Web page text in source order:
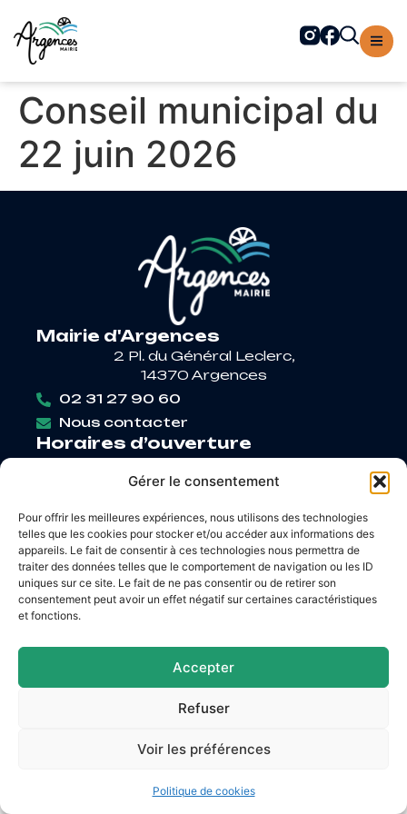
Gérer le consentement
Pour offrir les meilleures expériences, nous utilisons des technologies
telles que les cookies pour stocker et/ou accéder aux informations des
appareils. Le fait de consentir à ces technologies nous permettra de
traiter des données telles que le comportement de navigation ou les ID
uniques sur ce site. Le fait de ne pas consentir ou de retirer son
consentement peut avoir un effet négatif sur certaines caractéristiques
et fonctions.
Accepter
Refuser
Voir les préférences
Politique de cookies
principal
Conseil municipal du
22 juin 2026
Mairie d'Argences
2 Pl. du Général Leclerc,
14370 Argences
02 31 27 90 60
Nous contacter
Horaires d’ouverture
Mardi: 9h – 12h / 14h – 18h30
Jeudi: 9h – 12h / 14h – 17h
Vendredi: 9h – 12h / 14h – 16h30
Plan du site
Confidentialité
© 2026 Site & GRU développés par Utopia